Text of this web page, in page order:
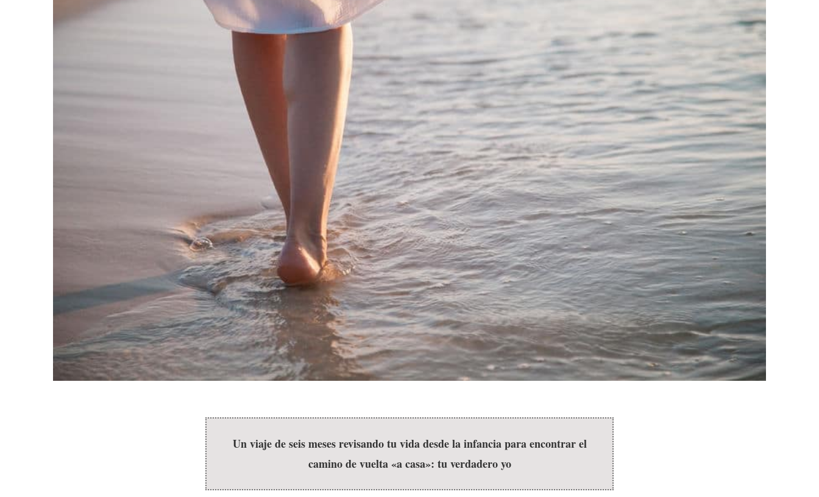
Un viaje de seis meses revisando tu vida desde la infancia para encontrar el
camino de vuelta «a casa»: tu verdadero yo